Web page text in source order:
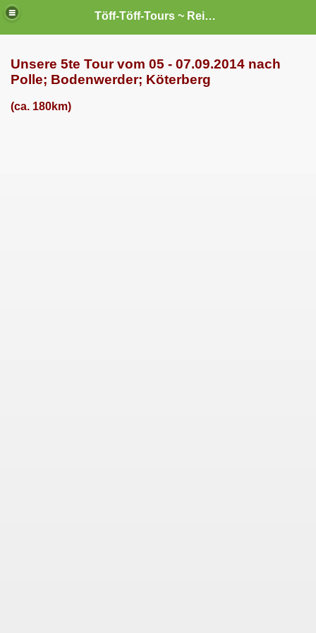
Töff-Töff-Tours ~ Reisen mit `nem Liner --- und sei`s auch nur ein "Kleiner".
Unsere 5te Tour vom 05 - 07.09.2014 nach
Polle; Bodenwerder; Köterberg
(ca. 180km)